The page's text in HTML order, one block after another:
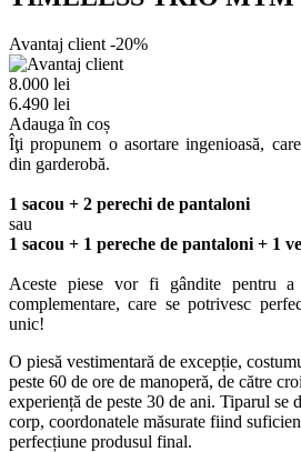
Avantaj client -20%
8.000 lei
6.490 lei
Adauga în coș
Îţi propunem o asortare ingenioasă,
din garderobă.
1 sacou + 2 perechi de pantaloni
sau
1 sacou + 1 pereche de pantaloni + 1
Aceste piese vor fi gândite pentru
complementare, care se potrivesc
unic!
O piesă vestimentară de excepție,
peste 60 de ore de manoperă, de către
experiență de peste 30 de ani. Tiparul se
corp, coordonatele măsurate fiind
perfecțiune produsul final.